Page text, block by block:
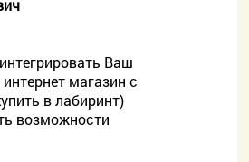
Ваш
магазин с
в лабиринт)
возможности